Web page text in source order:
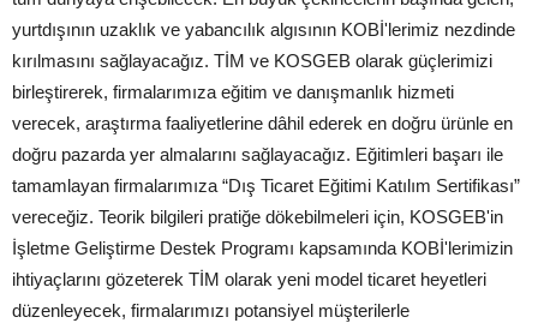
yurtdışının uzaklık ve yabancılık algısının KOBİ'lerimiz nezdinde
kırılmasını sağlayacağız. TİM ve KOSGEB olarak güçlerimizi
birleştirerek, firmalarımıza eğitim ve danışmanlık hizmeti
verecek, araştırma faaliyetlerine dâhil ederek en doğru ürünle en
doğru pazarda yer almalarını sağlayacağız. Eğitimleri başarı ile
tamamlayan firmalarımıza “Dış Ticaret Eğitimi Katılım Sertifikası”
vereceğiz. Teorik bilgileri pratiğe dökebilmeleri için, KOSGEB'in
İşletme Geliştirme Destek Programı kapsamında KOBİ'lerimizin
ihtiyaçlarını gözeterek TİM olarak yeni model ticaret heyetleri
düzenleyecek, firmalarımızı potansiyel müşterilerle